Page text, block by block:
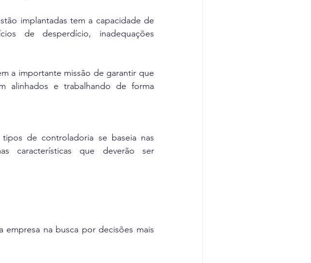
implantadas tem a capacidade de
de desperdício, inadequações
a importante missão de garantir que
alinhados e trabalhando de forma
de controladoria se baseia nas
características que deverão ser
empresa na busca por decisões mais